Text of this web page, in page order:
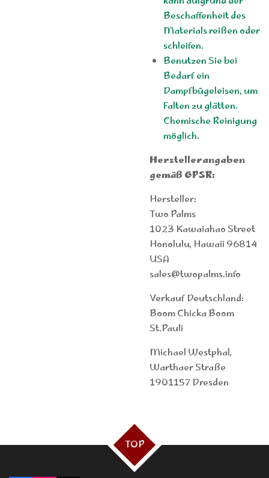
Beschaffenheit des
Materials reißen oder
schleifen.
Benutzen Sie bei
Bedarf ein
Dampfbügeleisen, um
Falten zu glätten.
Chemische Reinigung
möglich.
Herstellerangaben
gemäß GPSR:
Hersteller:
Two Palms
1023 Kawaiahao Street
Honolulu, Hawaii 96814
USA
sales@twopalms.info
Verkauf Deutschland:
Boom Chicka Boom
St.Pauli
Michael Westphal,
Warthaer Straße
1901157 Dresden
TOP